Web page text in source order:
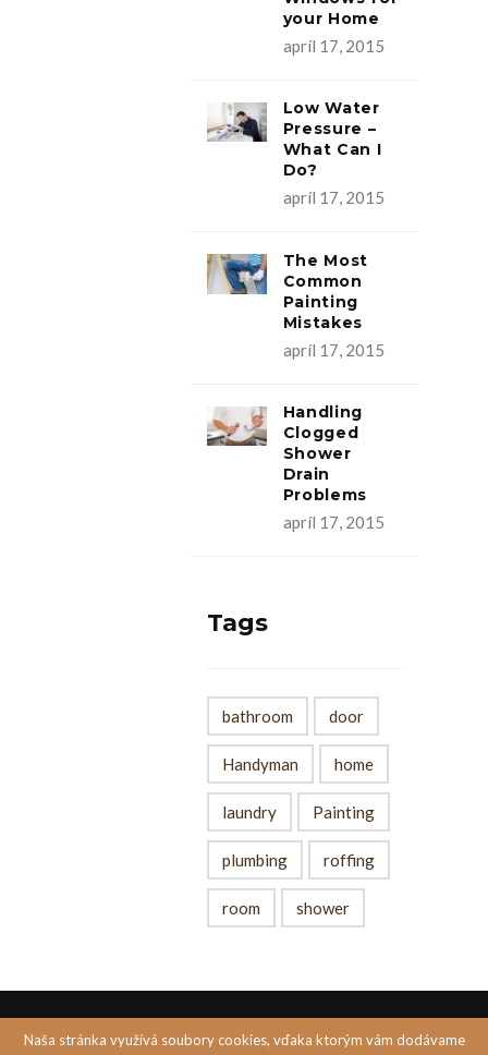
your Home
apríl 17, 2015
Low Water
Pressure –
What Can I
Do?
apríl 17, 2015
The Most
Common
Painting
Mistakes
apríl 17, 2015
Handling
Clogged
Shower
Drain
Problems
apríl 17, 2015
Tags
bathroom door
Handyman home
laundry Painting
plumbing roffing
room shower
Naša stránka využívá soubory cookies, vďaka ktorým vám dodávame